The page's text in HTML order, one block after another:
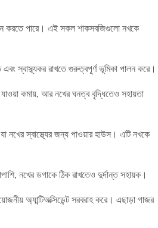
করতে পারে। এই সকল শাকসবজিগুলো নখকে
স্বাস্থ্যকর রাখতে গুরুত্বপূর্ণ ভূমিকা পালন করে।
কমায়, আর নখের ঘনত্ব বৃদ্ধিতেও সহায়তা
নখের স্বাস্থ্যের জন্য পাওয়ার হাউস। এটি নখকে
নখের ডগাকে ঠিক রাখতেও দুর্দান্ত সহায়ক।
অ্যান্টিঅক্সিডেন্ট সরবরাহ করে। এছাড়া গাজর